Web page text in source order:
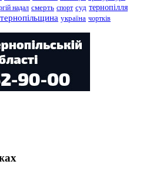
надал смерть спорт суд тернопілля
тернопільщина україна чортків